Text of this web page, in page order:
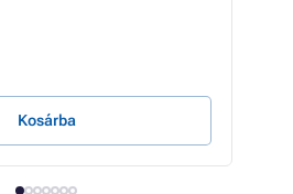
Kosárba